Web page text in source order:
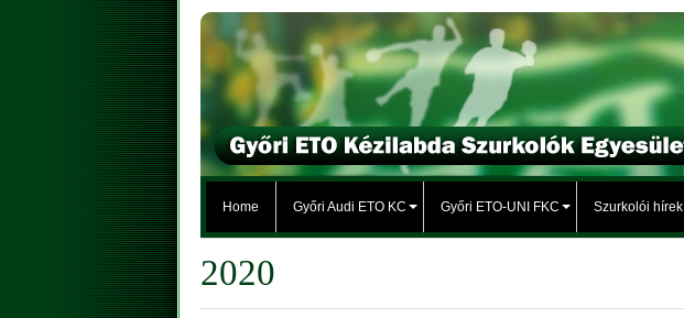
Home Győri Audi ETO KC Győri ETO-UNI FKC Szurkolói hírek
2020